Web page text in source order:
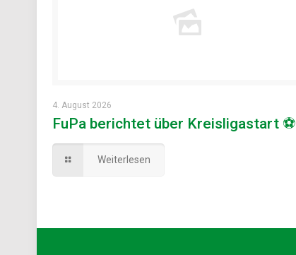
4. August 2026
FuPa berichtet über Kreisligastart ⚽
Weiterlesen